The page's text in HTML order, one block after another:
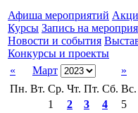
Афиша мероприятий
Курсы Запись на
Новости и события
Конкурсы и проекты
«
Март
»
Пн. Вт. Ср. Чт. Пт. Сб. Вс.
1
2 3 4
5